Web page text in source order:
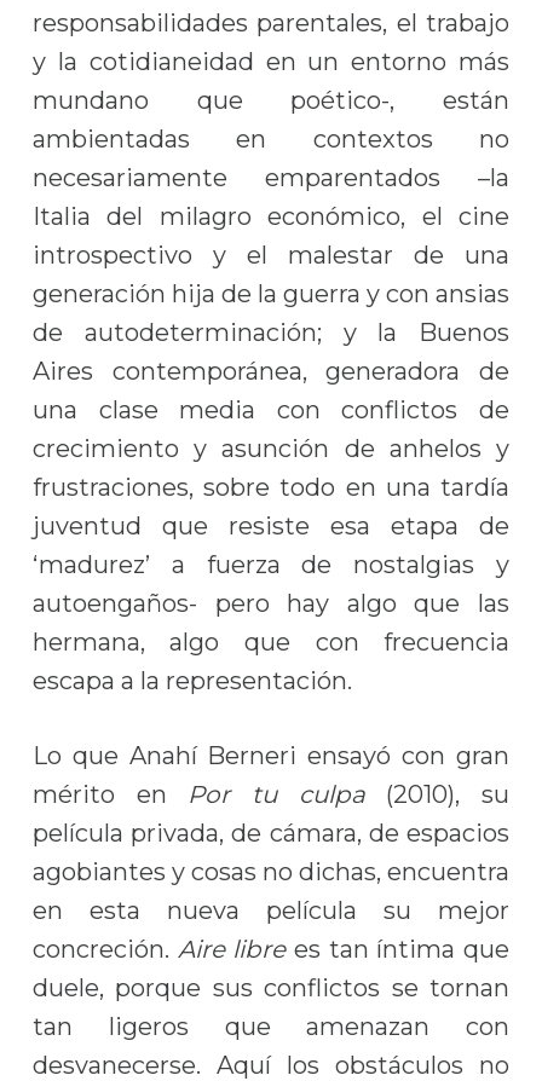
responsabilidades parentales, el trabajo
y la cotidianeidad en un entorno más
mundano que poético-, están
ambientadas en contextos no
necesariamente emparentados –la
Italia del milagro económico, el cine
introspectivo y el malestar de una
generación hija de la guerra y con ansias
de autodeterminación; y la Buenos
Aires contemporánea, generadora de
una clase media con conflictos de
crecimiento y asunción de anhelos y
frustraciones, sobre todo en una tardía
juventud que resiste esa etapa de
‘madurez’ a fuerza de nostalgias y
autoengaños- pero hay algo que las
hermana, algo que con frecuencia
escapa a la representación.
Lo que Anahí Berneri ensayó con gran
mérito en Por tu culpa(2010), su
película privada, de cámara, de espacios
agobiantes y cosas no dichas, encuentra
en esta nueva película su mejor
concreción. Aire librees tan íntima que
duele, porque sus conflictos se tornan
tan ligeros que amenazan con
desvanecerse. Aquí los obstáculos no